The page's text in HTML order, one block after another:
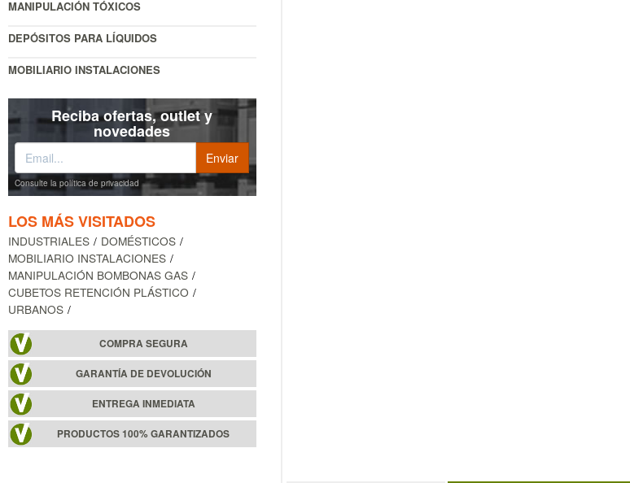
MANIPULACIÓN TÓXICOS
DEPÓSITOS PARA LÍQUIDOS
MOBILIARIO INSTALACIONES
Reciba ofertas, outlet y
novedades
Consulte la política de privacidad
LOS MÁS VISITADOS
INDUSTRIALES
DOMÉSTICOS
MOBILIARIO INSTALACIONES
MANIPULACIÓN BOMBONAS GAS
CUBETOS RETENCIÓN PLÁSTICO
URBANOS
COMPRA SEGURA
GARANTÍA DE DEVOLUCIÓN
ENTREGA INMEDIATA
PRODUCTOS 100% GARANTIZADOS